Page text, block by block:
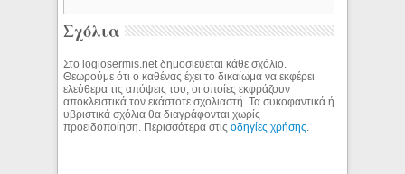
Σχόλια
Στο logiosermis.net δημοσιεύεται κάθε σχόλιο.
Θεωρούμε ότι ο καθένας έχει το δικαίωμα να εκφέρει
ελεύθερα τις απόψεις του, οι οποίες εκφράζουν
αποκλειστικά τον εκάστοτε σχολιαστή. Τα συκοφαντικά ή
υβριστικά σχόλια θα διαγράφονται χωρίς
προειδοποίηση. Περισσότερα στιςοδηγίες χρήσης